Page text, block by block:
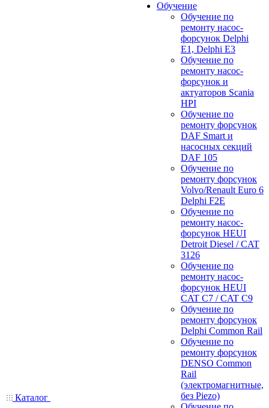
Каталог
Обучение
Обучение по
ремонту насос-
форсунок Delphi
E1, Delphi E3
Обучение по
ремонту насос-
форсунок и
актуаторов Scania
HPI
Обучение по
ремонту форсунок
DAF Smart и
насосных секций
DAF 105
Обучение по
ремонту форсунок
Volvo/Renault Euro 6
Delphi F2E
Обучение по
ремонту насос-
форсунок HEUI
Detroit Diesel / CAT
3126
Обучение по
ремонту насос-
форсунок HEUI
CAT C7 / CAT C9
Обучение по
ремонту форсунок
Delphi Common Rail
Обучение по
ремонту форсунок
DENSO Common
Rail
(электромагнитные,
без Piezo)